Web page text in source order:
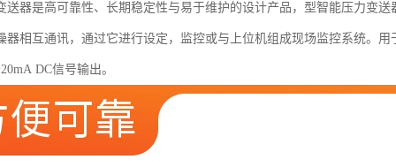
送器是高可靠性、长期稳定性与易于维护的设计产品，型智能压力变
器相互通讯，通过它进行设定，监控或与上位机组成现场监控系统。
DC信号输出。